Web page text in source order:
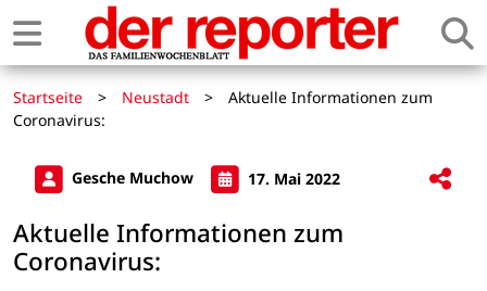
Startseite > Neustadt >
Aktuelle Informationen zum
Coronavirus:
Gesche Muchow 17. Mai 2022
Aktuelle Informationen zum
Coronavirus: